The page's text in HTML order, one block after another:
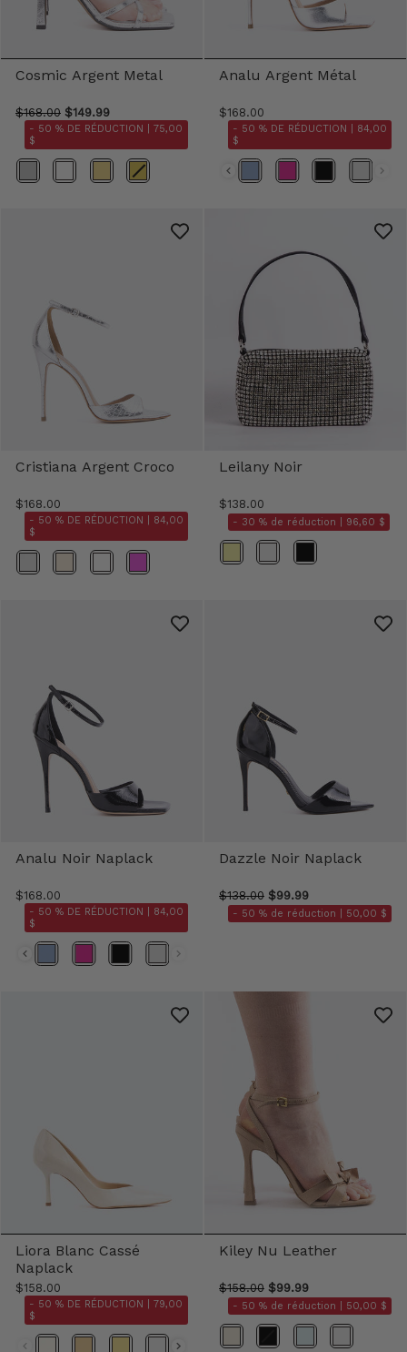
Cosmic Argent Metal
$168.00 $149.99
- 50 % DE RÉDUCTION |
75,00
$
Couleur
Analu Argent Métal
$168.00
- 50 % DE RÉDUCTION |
84,00
$
Couleur
Cristiana Argent Croco
$168.00
- 50 % DE RÉDUCTION |
84,00
$
Couleur
Leilany Noir
$138.00
- 30 % de réduction | 96,60 $
Couleur
Analu Noir Naplack
$168.00
- 50 % DE RÉDUCTION |
84,00
$
Couleur
Dazzle Noir Naplack
$138.00 $99.99
- 50 % de réduction | 50,00 $
Liora Blanc Cassé
Naplack
$158.00
- 50 % DE RÉDUCTION |
79,00
$
Couleur
Kiley Nu Leather
$158.00 $99.99
- 50 % de réduction | 50,00 $
Couleur